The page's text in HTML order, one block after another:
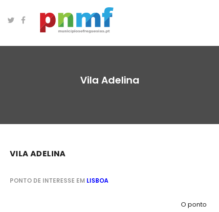
Vila Adelina
VILA ADELINA
PONTO DE INTERESSE EM LISBOA
O ponto